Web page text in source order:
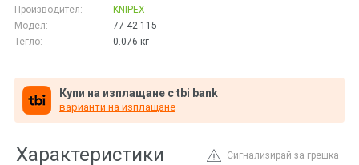
Производител:
KNIPEX
Модел:
77 42 115
Тегло:
0.076 кг
Купи на изплащане с tbi bank
варианти на изплащане
Сигнализирай за грешка
Характеристики